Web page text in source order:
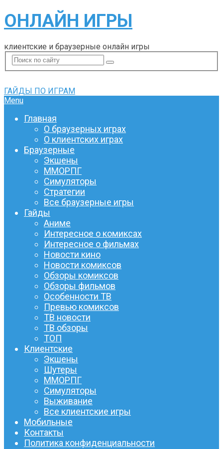
ОНЛАЙН ИГРЫ
клиентские и браузерные онлайн игры
ГАЙДЫ ПО ИГРАМ
Menu
Главная
О браузерных играх
О клиентских играх
Браузерные
Экшены
ММОРПГ
Симуляторы
Стратегии
Все браузерные игры
Гайды
Аниме
Интересное о комиксах
Интересное о фильмах
Новости кино
Новости комиксов
Обзоры комиксов
Обзоры фильмов
Особенности ТВ
Превью комиксов
ТВ новости
ТВ обзоры
ТОП
Клиентские
Экшены
Шутеры
ММОРПГ
Симуляторы
Выживание
Все клиентские игры
Мобильные
Контакты
Политика конфиденциальности